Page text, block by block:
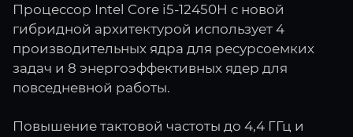
Процессор Intel Core i5-12450H с новой
гибридной архитектурой использует 4
производительных ядра для ресурсоемких
задач и 8 энергоэффективных ядер для
повседневной работы.
Повышение тактовой частоты до 4,4 ГГц и